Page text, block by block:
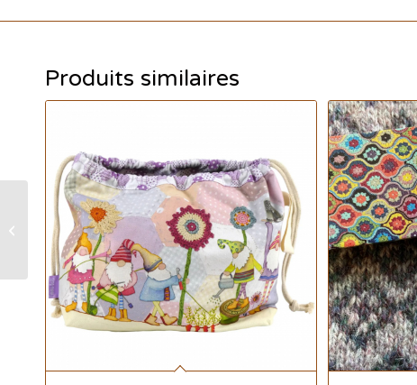
Produits similaires
Emma Ball – Anneaux
marqueurs Pulls et sa
boîte Moutons en Pulls